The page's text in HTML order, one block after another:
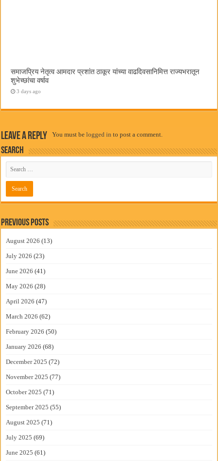
समाजप्रिय नेतृत्व आमदार प्रशांत ठाकूर यांच्या वाढदिवसानिमित्त राज्यभरातून
शुभेच्छांचा वर्षाव
3 days ago
Leave a Reply You must belogged in to post a comment.
Search
Previous Posts
August 2026 (13)
July 2026 (23)
June 2026 (41)
May 2026 (28)
April 2026 (47)
March 2026 (62)
February 2026 (50)
January 2026 (68)
December 2025 (72)
November 2025 (77)
October 2025 (71)
September 2025 (55)
August 2025 (71)
July 2025 (69)
June 2025 (61)